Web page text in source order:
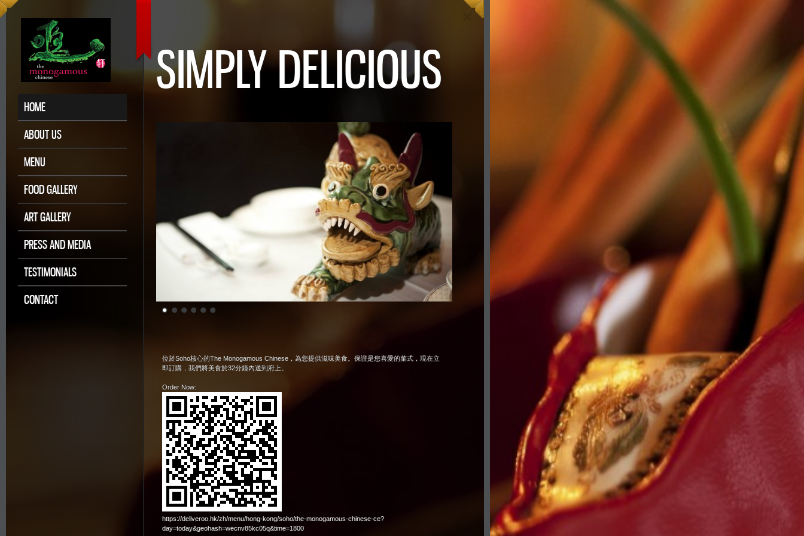
HOME
ABOUT US
MENU
FOOD GALLERY
ART GALLERY
PRESS AND MEDIA
TESTIMONIALS
CONTACT
SIMPLY DELICIOUS
位於Soho核心的The Monogamous Chinese，為您提供滋味美食。保證是您喜愛的菜式，現在立
即訂購，我們將美食於32分鐘內送到府上。
Order Now:
https://deliveroo.hk/zh/menu/hong-kong/soho/the-monogamous-chinese-ce?
day=today&geohash=wecnv85kc05q&time=1800